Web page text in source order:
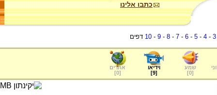
כתבו אלינו
3
-
4
-
5
-
6
-
7
-
8
-
9
-
10 דפים
שמע
[
0
]
וידיאו
[
9
]
אתרים
[
0
]